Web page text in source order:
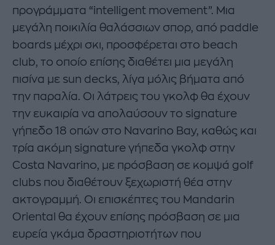
προγράμματα “intelligent movement”. Μια
μεγάλη ποικιλία θαλάσσιων σπορ, από paddle
boards μέχρι σκι, προσφέρεται στο beach
club, το οποίο επίσης διαθέτει μια μεγάλη
πισίνα με sun decks, λίγα μόλις βήματα από
την παραλία. Οι λάτρεις του γκολφ θα έχουν
την ευκαιρία να απολαύσουν το signature
γήπεδο 18 οπών στο Navarino Bay, καθώς και
τρία ακόμη signature γήπεδα γκολφ στην
Costa Navarino, με πρόσβαση σε κομψά golf
clubs που διαθέτουν ξεχωριστή θέα στην
ακτογραμμή. Οι επισκέπτες του Mandarin
Oriental θα έχουν επίσης πρόσβαση σε μια
ευρεία γκάμα δραστηριοτήτων που